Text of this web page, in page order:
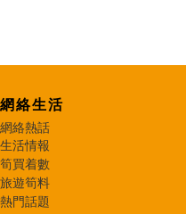
網絡生活
網絡熱話
生活情報
筍買着數
旅遊筍料
熱門話題